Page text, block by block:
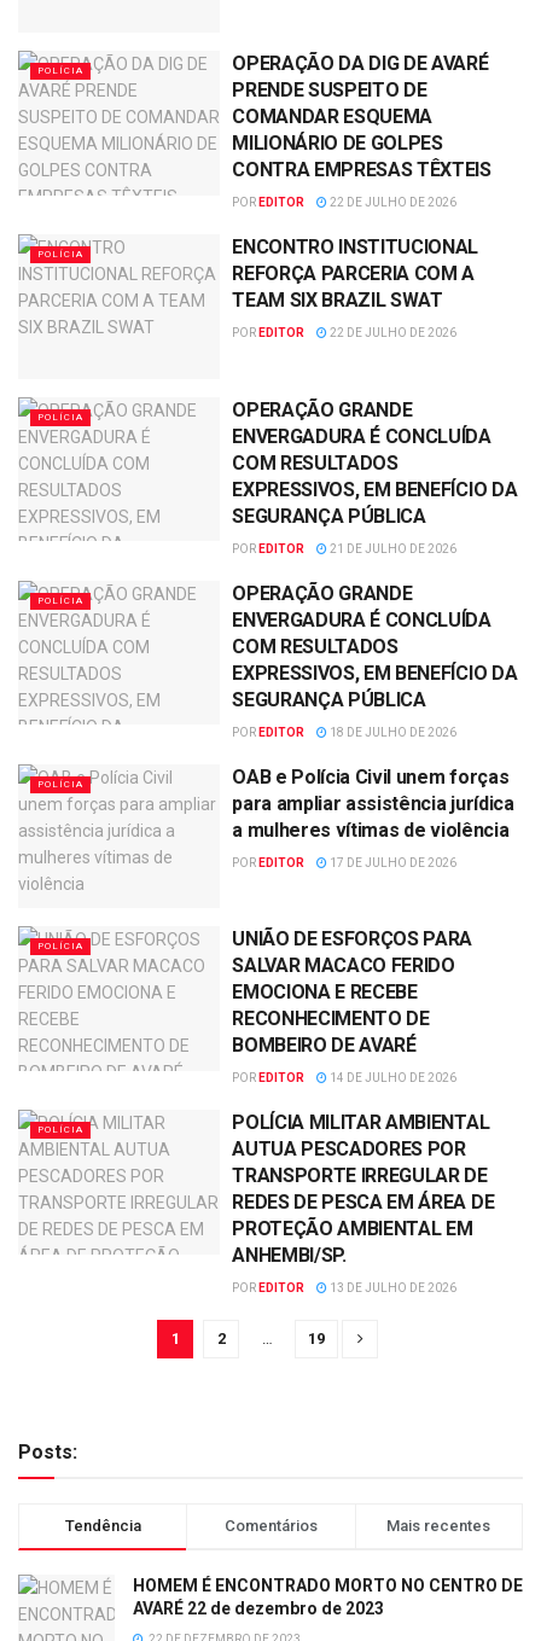
POLÍCIA
OPERAÇÃO DA DIG DE AVARÉ
PRENDE SUSPEITO DE
COMANDAR ESQUEMA
MILIONÁRIO DE GOLPES
CONTRA EMPRESAS TÊXTEIS
POR EDITOR 22 DE JULHO DE 2026
POLÍCIA
ENCONTRO INSTITUCIONAL
REFORÇA PARCERIA COM A
TEAM SIX BRAZIL SWAT
POR EDITOR 22 DE JULHO DE 2026
POLÍCIA
OPERAÇÃO GRANDE
ENVERGADURA É CONCLUÍDA
COM RESULTADOS
EXPRESSIVOS, EM BENEFÍCIO DA
SEGURANÇA PÚBLICA
POR EDITOR 21 DE JULHO DE 2026
POLÍCIA
OPERAÇÃO GRANDE
ENVERGADURA É CONCLUÍDA
COM RESULTADOS
EXPRESSIVOS, EM BENEFÍCIO DA
SEGURANÇA PÚBLICA
POR EDITOR 18 DE JULHO DE 2026
POLÍCIA
OAB e Polícia Civil unem forças
para ampliar assistência jurídica
a mulheres vítimas de violência
POR EDITOR 17 DE JULHO DE 2026
POLÍCIA
UNIÃO DE ESFORÇOS PARA
SALVAR MACACO FERIDO
EMOCIONA E RECEBE
RECONHECIMENTO DE
BOMBEIRO DE AVARÉ
POR EDITOR 14 DE JULHO DE 2026
POLÍCIA
POLÍCIA MILITAR AMBIENTAL
AUTUA PESCADORES POR
TRANSPORTE IRREGULAR DE
REDES DE PESCA EM ÁREA DE
PROTEÇÃO AMBIENTAL EM
ANHEMBI/SP.
POR EDITOR 13 DE JULHO DE 2026
1 2 … 19
Posts:
Tendência Comentários Mais recentes
HOMEM É ENCONTRADO MORTO NO CENTRO DE
AVARÉ 22 de dezembro de 2023